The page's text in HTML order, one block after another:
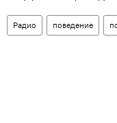
Радио поведение